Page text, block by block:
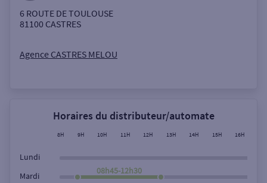
Rue
6 ROUTE DE TOULOUSE
81100 CASTRES
Agence CASTRES MELOU
Horaires du distributeur/automate
8H 9H 10H 11H 12H 13H 14H 15H 16H
Lundi
Mardi
08h45-12h30